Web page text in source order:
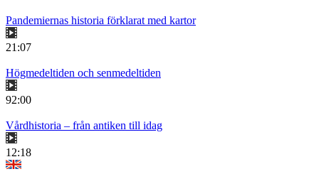
Pandemiernas historia förklarat med kartor
21:07
Högmedeltiden och senmedeltiden
92:00
Vårdhistoria – från antiken till idag
12:18